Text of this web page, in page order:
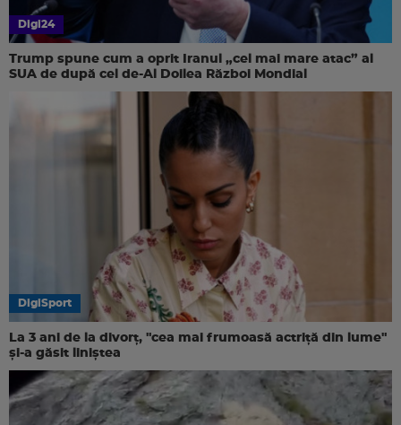
Digi24
Trump spune cum a oprit Iranul „cel mai mare atac” al
SUA de după cel de-Al Doilea Război Mondial
DigiSport
La 3 ani de la divorț, "cea mai frumoasă actriță din lume"
și-a găsit liniștea